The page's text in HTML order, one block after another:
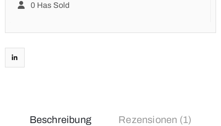
0 Has Sold
Beschreibung Rezensionen (1)